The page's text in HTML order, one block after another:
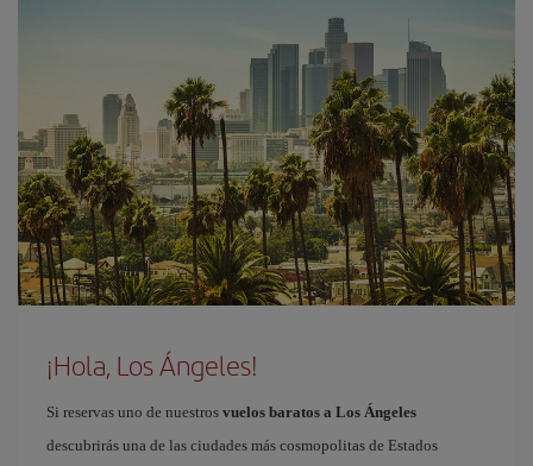
¡Hola, Los Ángeles!
Si reservas uno de nuestros vuelos baratos a Los Ángeles
descubrirás una de las ciudades más cosmopolitas de Estados